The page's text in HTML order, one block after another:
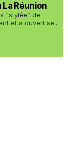
La Réunion
“stylée” de
et a ouvert se...